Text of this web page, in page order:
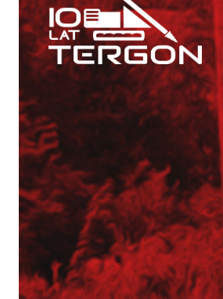
Wynajem maszyn
Jubileusz: 20-lecie KONKRET
Operator Wiertnicy – Kotwiarki
Galeria z otwarcia Bazy
Nasz najnowszy folder
Strona główna
Aktualności
Dotacje
Główna-old
Kariera